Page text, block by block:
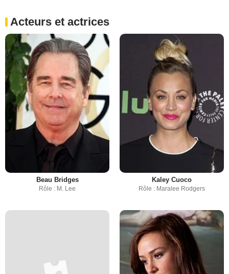
Acteurs et actrices
Beau Bridges
Rôle : M. Lee
Kaley Cuoco
Rôle : Maralee Rodgers